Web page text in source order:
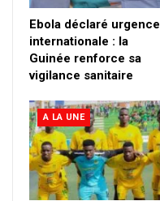
Ebola déclaré urgence
internationale : la
Guinée renforce sa
vigilance sanitaire
A LA UNE